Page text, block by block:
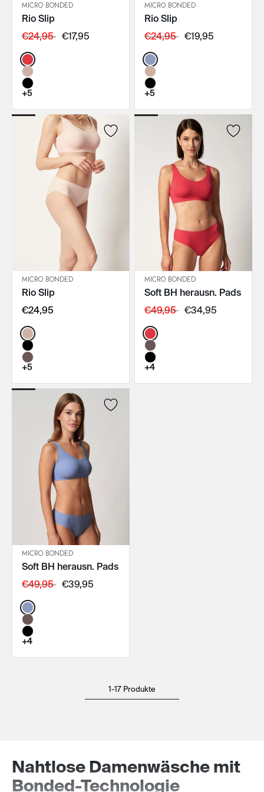
IN DEN WARENKORB
MICRO BONDED
Rio Slip
€24,95 €17,95
Color:
+5
IN DEN WARENKORB
MICRO BONDED
Rio Slip
€24,95 €19,95
Color:
+5
IN DEN WARENKORB
MICRO BONDED
Rio Slip
€24,95
Color:
+5
IN DEN WARENKORB
MICRO BONDED
Soft BH herausn. Pads
€49,95 €34,95
Color:
+4
IN DEN WARENKORB
MICRO BONDED
Soft BH herausn. Pads
€49,95 €39,95
Color:
+4
1-17 Produkte
Nahtlose Damenwäsche mit
Bonded-Technologie